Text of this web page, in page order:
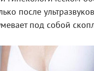
после
под собой